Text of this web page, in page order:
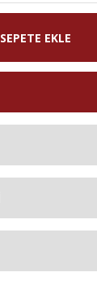
SEPETE EKLE